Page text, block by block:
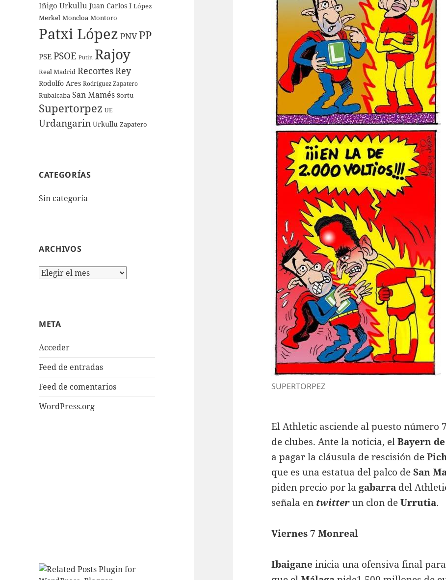
Iñigo Urkullu Juan Carlos I López
Merkel Moncloa Montoro
Patxi López PNVPP
PSE PSOE Putin Rajoy
Real Madrid RecortesRey
Rodolfo Ares Rodríguez Zapatero
Rubalcaba San Mamés Sortu
Supertorpez UE
Urdangarin Urkullu Zapatero
CATEGORÍAS
Sin categoría
ARCHIVOS
Archivos
META
Acceder
Feed de entradas
Feed de comentarios
WordPress.org
SUPERTORPEZ
El Athletic asciende al puesto número
de clubes. Ante la noticia, elBayern
a pagar la cláusula de rescisión de
que es una estatua del palco deSan
piden precio por lagabarra del
señala en twitterun clon deUrrutia.
Viernes 7 Monreal
Ibaigane inicia una ofensiva final